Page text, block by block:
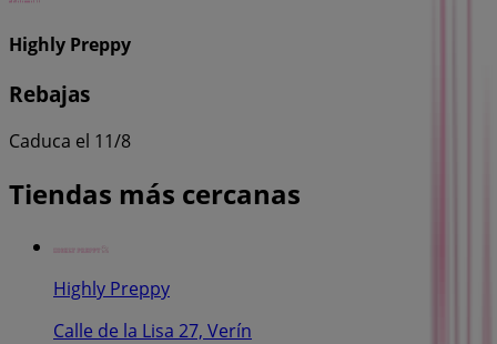
Highly Preppy
Rebajas
Caduca el 11/8
Tiendas más cercanas
Highly Preppy
Calle de la Lisa 27, Verín